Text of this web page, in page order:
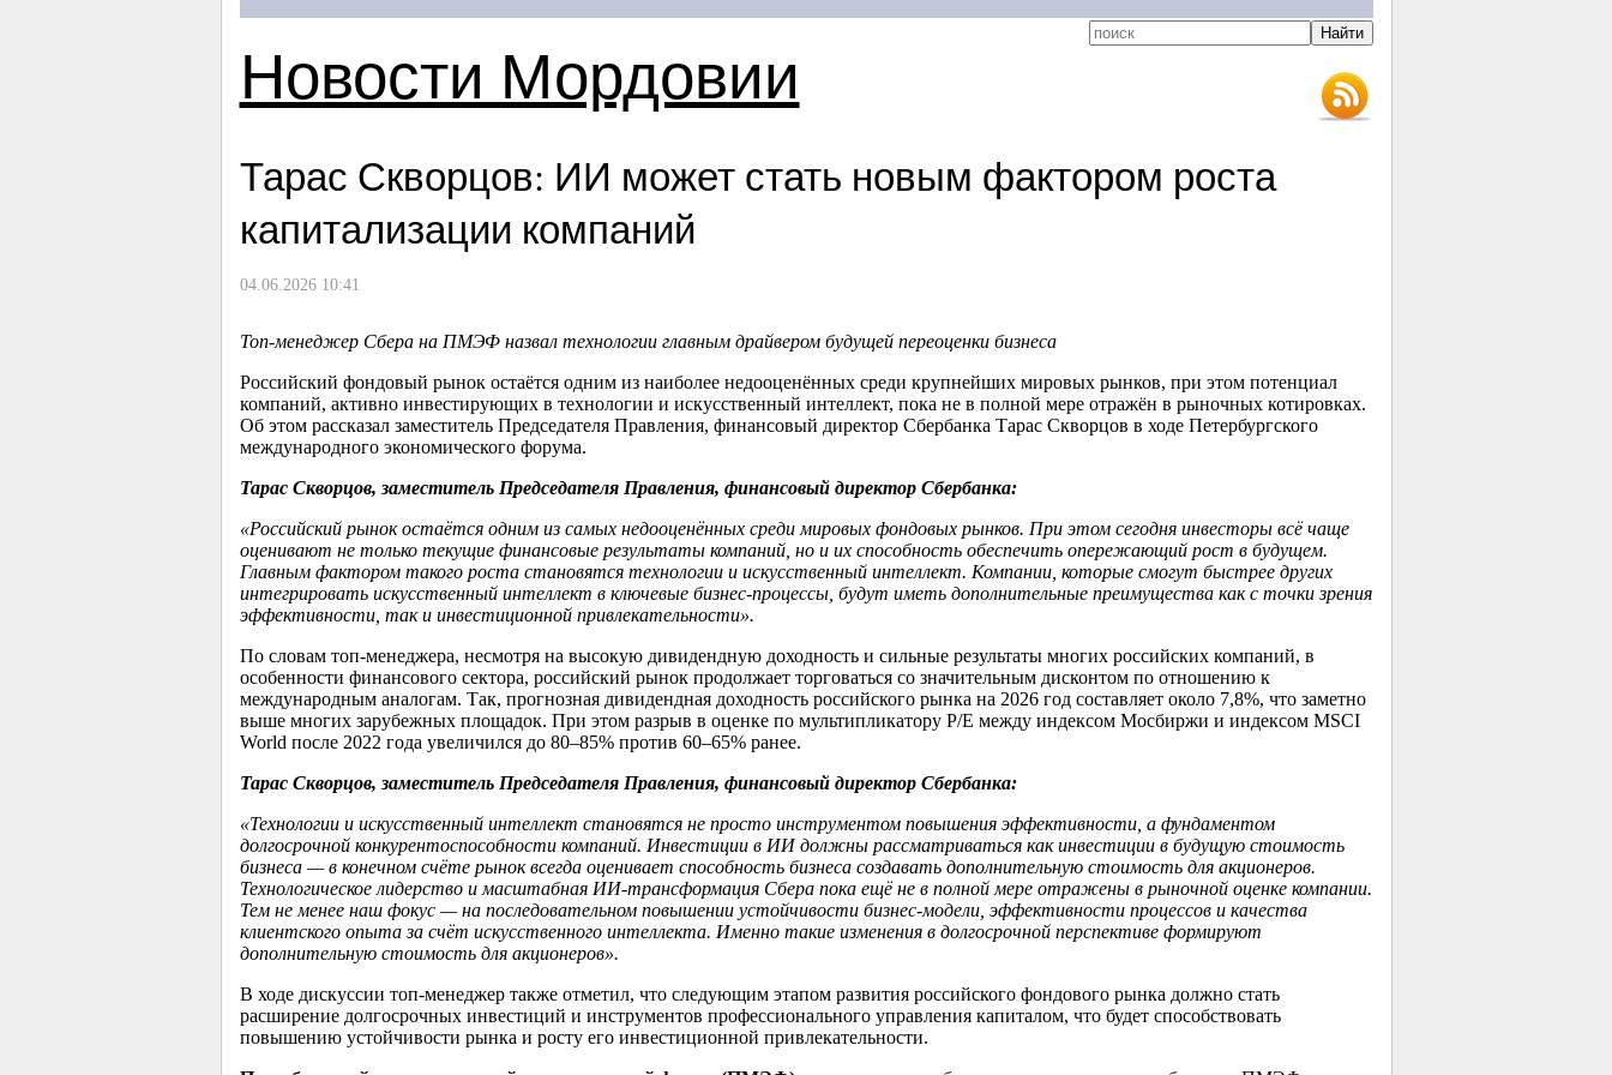
Новости Мордовии
Тарас Скворцов: ИИ может стать новым фактором роста
капитализации компаний
04.06.2026 10:41
Топ-менеджер Сбера на ПМЭФ назвал технологии главным драйвером будущей переоценки бизнеса
Российский фондовый рынок остаётся одним из наиболее недооценённых среди крупнейших мировых рынков, при этом потенциал
компаний, активно инвестирующих в технологии и искусственный интеллект, пока не в полной мере отражён в рыночных котировках.
Об этом рассказал заместитель Председателя Правления, финансовый директор Сбербанка Тарас Скворцов в ходе Петербургского
международного экономического форума.
Тарас Скворцов, заместитель Председателя Правления, финансовый директор Сбербанка:
«Российский рынок остаётся одним из самых недооценённых среди мировых фондовых рынков. При этом сегодня инвесторы всё чаще
оценивают не только текущие финансовые результаты компаний, но и их способность обеспечить опережающийрост в будущем.
Главным фактором такого роста становятся технологии и искусственный интеллект. Компании, которые смогут быстрее других
интегрировать искусственный интеллект в ключевые бизнес-процессы, будут иметь дополнительные преимущества как с точки зрения
эффективности, так и инвестиционной привлекательности».
По словам топ-менеджера, несмотря на высокую дивидендную доходность и сильные результаты многих российских компаний, в
особенности финансового сектора, российский рынок продолжает торговаться со значительным дисконтом по отношению к
международным аналогам. Так, прогнозная дивидендная доходность российского рынка на 2026 год составляет около 7,8%, что заметно
выше многих зарубежных площадок. При этом разрыв в оценке по мультипликатору P/E между индексом Мосбиржи и индексом MSCI
World после 2022 года увеличился до 80–85% против 60–65% ранее.
Тарас Скворцов, заместитель Председателя Правления, финансовый директор Сбербанка:
«Технологии и искусственный интеллект становятся не просто инструментом повышения эффективности, а фундаментом
долгосрочной конкурентоспособности компаний. Инвестиции в ИИ должны рассматриваться как инвестиции в будущую стоимость
бизнеса — в конечном счёте рынок всегда оценивает способность бизнеса создавать дополнительную стоимость для акционеров.
Технологическое лидерство и масштабная ИИ-трансформация Сбера пока ещё не в полной мере отражены в рыночной оценке компании.
Тем не менее наш фокус — на последовательном повышении устойчивости бизнес-модели, эффективности процессов и качества
клиентского опыта за счёт искусственного интеллекта. Именно такие изменения в долгосрочной перспективе формируют
дополнительную стоимость для акционеров».
В ходе дискуссии топ-менеджер также отметил, что следующим этапом развития российского фондового рынка должно стать
расширение долгосрочных инвестиций и инструментов профессионального управления капиталом, что будет способствовать
повышению устойчивости рынка и росту его инвестиционной привлекательности.